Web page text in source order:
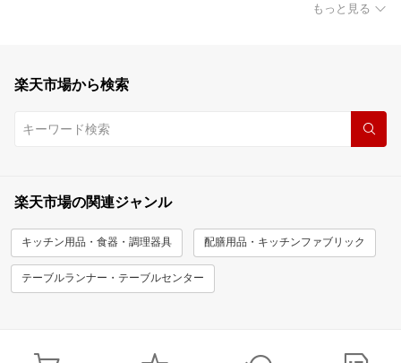
もっと見る
楽天市場から検索
楽天市場の関連ジャンル
キッチン用品・食器・調理器具 配膳用品・キッチンファブリック
テーブルランナー・テーブルセンター